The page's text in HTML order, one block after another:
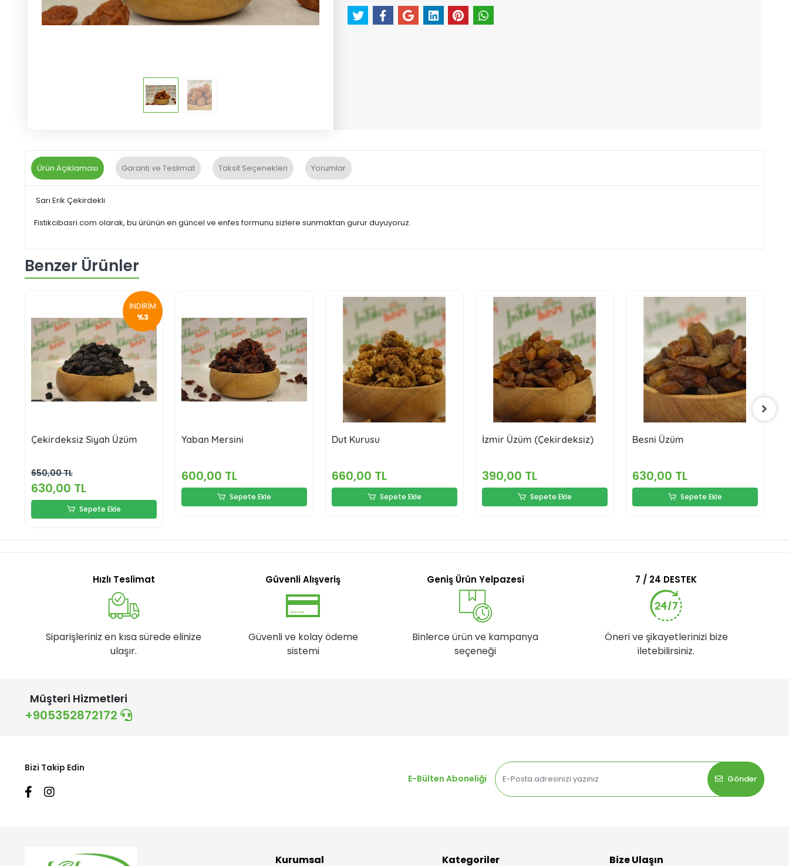
Ürün Açıklaması Garanti ve Teslimat Taksit Seçenekleri Yorumlar
Sarı Erik Çekirdekli
Fistikcibasri.com olarak, bu ürünün en güncel ve enfes formunu sizlere sunmaktan gurur duyuyoruz.
Benzer Ürünler
İNDİRİM
%3
Çekirdeksiz Siyah Üzüm
650,00 TL
630,00 TL
Sepete Ekle
Yaban Mersini
600,00 TL
Sepete Ekle
Dut Kurusu
660,00 TL
Sepete Ekle
İzmir Üzüm (Çekirdeksiz)
390,00 TL
Sepete Ekle
Besni Üzüm
630,00 TL
Sepete Ekle
Hızlı Teslimat
Siparişleriniz en kısa sürede elinize
ulaşır.
Güvenli Alışveriş
Güvenli ve kolay ödeme
sistemi
Geniş Ürün Yelpazesi
Binlerce ürün ve kampanya
seçeneği
7 / 24 DESTEK
Öneri ve şikayetlerinizi bize
iletebilirsiniz.
Müşteri Hizmetleri
+905352872172
Bizi Takip Edin
E-Bülten Aboneliği
Gönder
Kurumsal Kategoriler Bize Ulaşın